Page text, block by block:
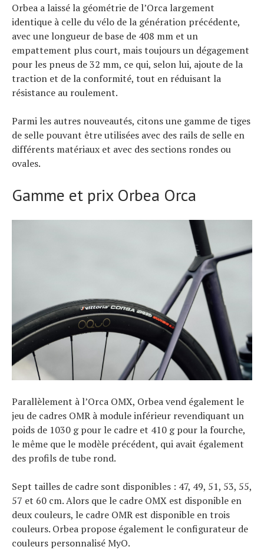
Orbea a laissé la géométrie de l’Orca largement
identique à celle du vélo de la génération précédente,
avec une longueur de base de 408 mm et un
empattement plus court, mais toujours un dégagement
pour les pneus de 32 mm, ce qui, selon lui, ajoute de la
traction et de la conformité, tout en réduisant la
résistance au roulement.
Parmi les autres nouveautés, citons une gamme de tiges
de selle pouvant être utilisées avec des rails de selle en
différents matériaux et avec des sections rondes ou
ovales.
Gamme et prix Orbea Orca
Parallèlement à l’Orca OMX, Orbea vend également le
jeu de cadres OMR à module inférieur revendiquant un
poids de 1030 g pour le cadre et 410 g pour la fourche,
le même que le modèle précédent, qui avait également
des profils de tube rond.
Sept tailles de cadre sont disponibles : 47, 49, 51, 53, 55,
57 et 60 cm. Alors que le cadre OMX est disponible en
deux couleurs, le cadre OMR est disponible en trois
couleurs. Orbea propose également le configurateur de
couleurs personnalisé MyO.